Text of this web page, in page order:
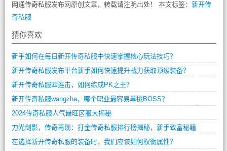
网通传奇私服发布网原创文章，转载请注明出处！ 本文标签： 新开传
奇私服
猜你喜欢
新手如何在每日新开传奇私服中快速掌握核心玩法技巧？
新开传奇私服发布平台新手如何快速提升战力获取顶级装备？
新开传奇私服四连击，如何练成PK之王？
新开传奇私服wangzha，哪个职业最容易单挑BOSS？
2024传奇私服人气最旺区服大揭秘
刀光剑影，传奇再现：打金传奇私服排行榜揭秘，新手致富秘籍
在选择新开传奇私服的装备时，我们应该如何权衡属性？